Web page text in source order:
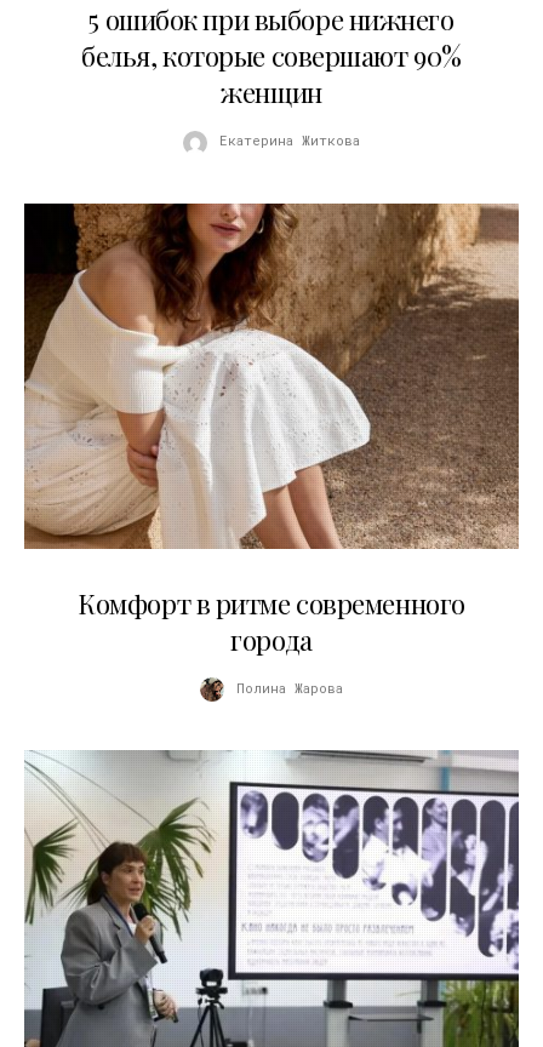
5 ошибок при выборе нижнего
белья, которые совершают 90%
женщин
Екатерина Житкова
Комфорт в ритме современного
города
Полина Жарова